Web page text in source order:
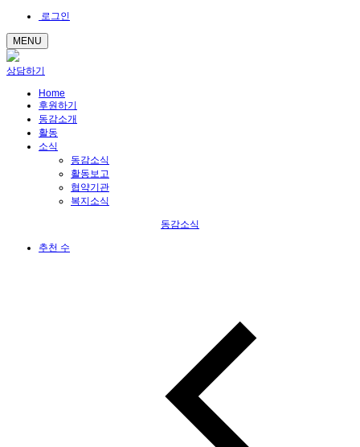
로그인
MENU
상담하기
Home
후원하기
동감소개
활동
소식
동감소식
활동보고
협약기관
복지소식
동감소식
추천 수